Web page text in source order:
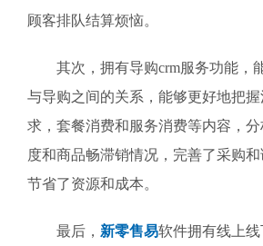
顾客排队结算烦恼。
其次，拥有导购crm服务功能，
与导购之间的关系，能够更好地把
求，套餐消费和服务消费等内容，
度和商品畅滞销情况，完善了采购和
节省了资源和成本。
最后， 新零售易软件拥有线上